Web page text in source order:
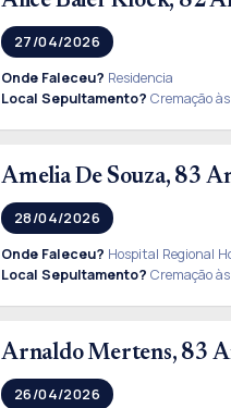
27/04/2026
Onde Faleceu? Residencia
Local Sepultamento? Cremação
Amelia De Souza, 83
28/04/2026
Onde Faleceu? Hospital Regional
Local Sepultamento? Cremação
Arnaldo Mertens, 83
26/04/2026